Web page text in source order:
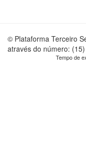
© Plataforma Terceiro
através do número:
Tempo de